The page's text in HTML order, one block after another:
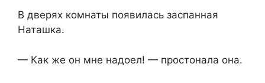
В дверях комнаты появилась заспанная
Наташка.
— Как же он мне надоел! — простонала она.